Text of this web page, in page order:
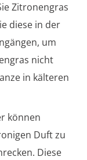
Zitronengras
diese in der
um
nicht
in kälteren
können
Duft zu
Diese